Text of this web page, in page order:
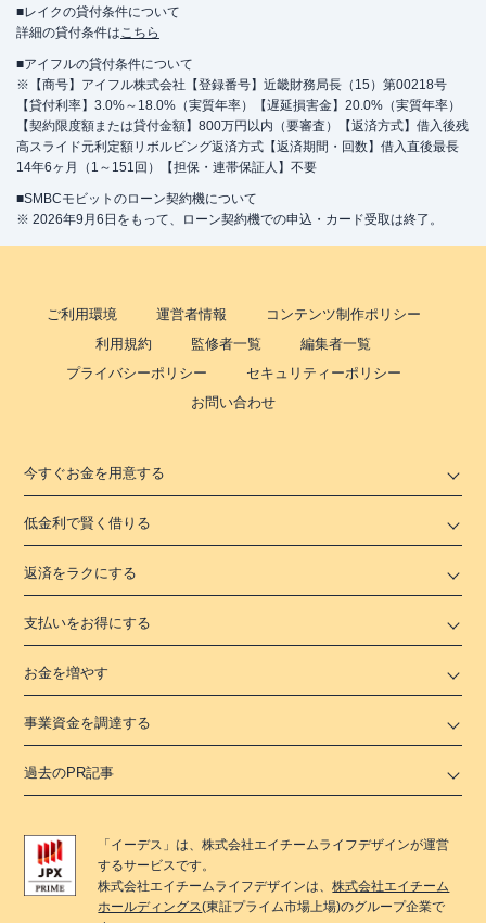
■レイクの貸付条件について
詳細の貸付条件はこちら
■アイフルの貸付条件について
※【商号】アイフル株式会社【登録番号】近畿財務局長（15）第00218号
【貸付利率】3.0%～18.0%（実質年率）【遅延損害金】20.0%（実質年率）
【契約限度額または貸付金額】800万円以内（要審査）【返済方式】借入後残
高スライド元利定額リボルビング返済方式【返済期間・回数】借入直後最長
14年6ヶ月（1～151回）【担保・連帯保証人】不要
■SMBCモビットのローン契約機について
※ 2026年9月6日をもって、ローン契約機での申込・カード受取は終了。
ご利用環境 運営者情報
コンテンツ制作ポリシー
利用規約
監修者一覧
編集者一覧
プライバシーポリシー
セキュリティーポリシー
お問い合わせ
今すぐお金を用意する
低金利で賢く借りる
返済をラクにする
支払いをお得にする
お金を増やす
事業資金を調達する
過去のPR記事
「 イーデス 」は、株式会社エイチームライフデザインが運営
するサービスです。
株式会社エイチームライフデザインは、株式会社エイチーム
ホールディングス(東証プライム市場上場)のグループ企業で